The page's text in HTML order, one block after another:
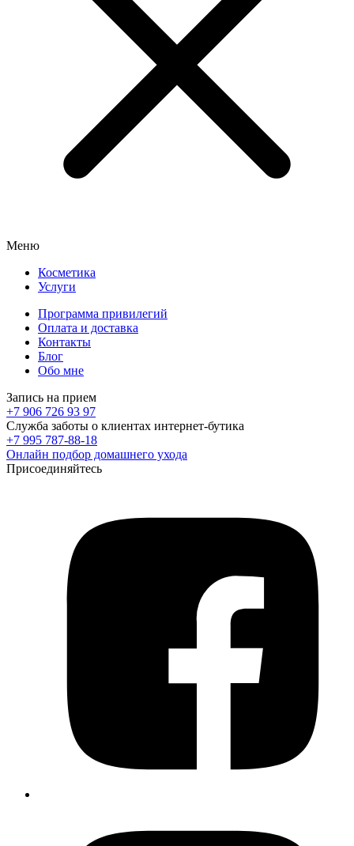
Меню
Косметика
Услуги
Программа привилегий
Оплата и доставка
Контакты
Блог
Обо мне
Запись на прием
+7 906 726 93 97
Служба заботы о клиентах интернет-бутика
+7 995 787-88-18
Онлайн подбор домашнего ухода
Присоединяйтесь